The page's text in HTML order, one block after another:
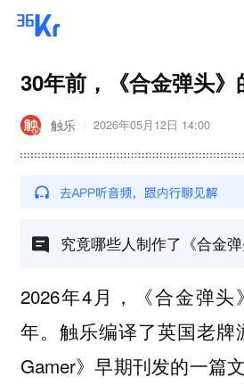
30年前，《合金弹头
触乐 2026年05月12日 14:00
究竟哪些人制作了《合金
2026年4月，《合金弹头
年。触乐编译了英国老牌
Gamer》早期刊发的一篇